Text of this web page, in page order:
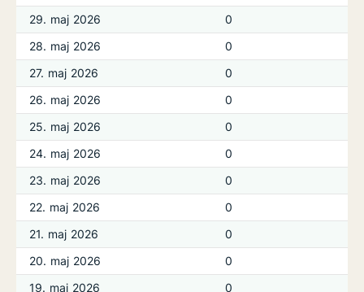
29. maj 2026
0
28. maj 2026
0
27. maj 2026
0
26. maj 2026
0
25. maj 2026
0
24. maj 2026
0
23. maj 2026
0
22. maj 2026
0
21. maj 2026
0
20. maj 2026
0
19. maj 2026
0